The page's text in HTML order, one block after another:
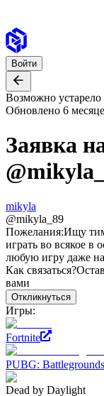
Войти
Возможно устарело
Обновлено 6
Заявка
@
mikyla
@mikyla_89
Пожелания:Ищу
играть во всякое
любую игру даже
Как связаться?
вами
Откликнуться
Игры:
Fortnite
PUBG: Battlegrounds
Dead by Daylight